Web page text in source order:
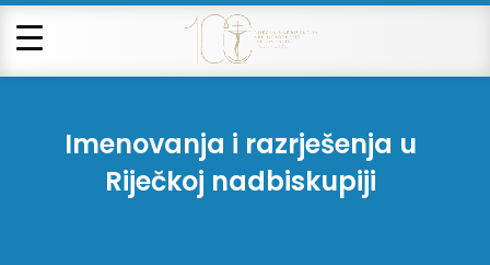
Imenovanja i razrješenja u
Riječkoj nadbiskupiji